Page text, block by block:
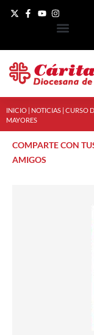
INICIO NOTICIAS CURSO
MAYORES
COMPARTE CON
AMIGOS